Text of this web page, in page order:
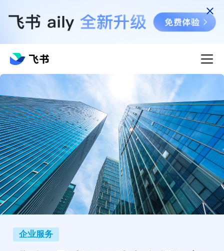
企业服务